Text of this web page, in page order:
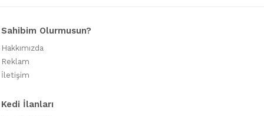
Sahibim Olurmusun?
Hakkımızda
Reklam
İletişim
Kedi İlanları